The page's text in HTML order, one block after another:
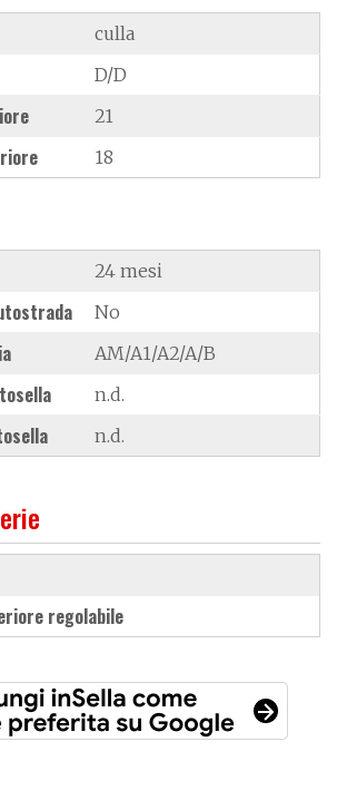
culla
D/D
21
18
24 mesi
No
AM/A1/A2/A/B
n.d.
n.d.
regolabile